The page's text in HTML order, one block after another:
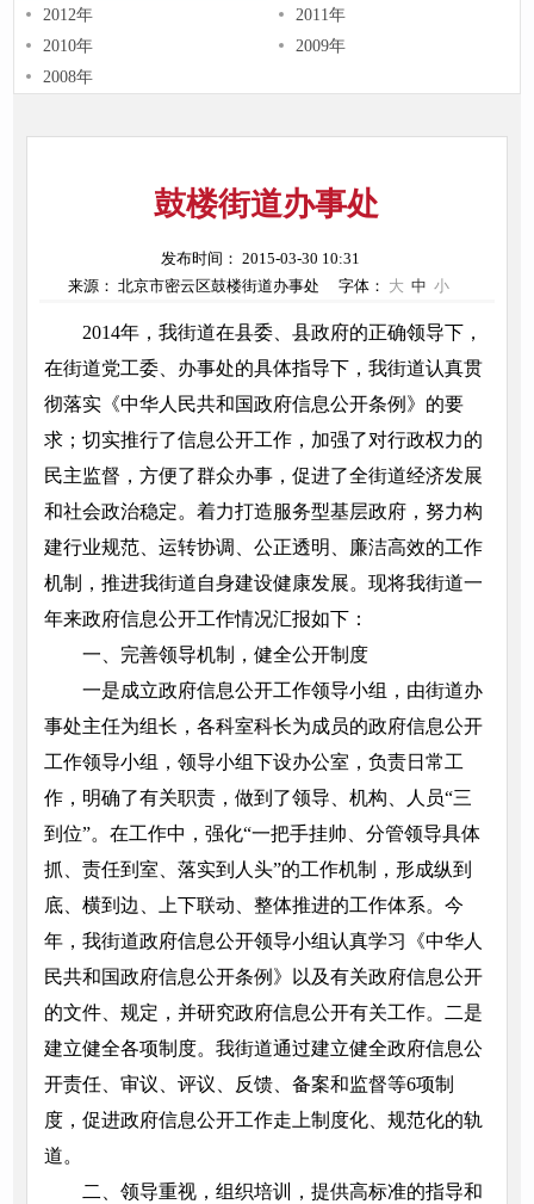
2012年
2011年
2010年
2009年
2008年
鼓楼街道办事处
发布时间： 2015-03-30 10:31
来源： 北京市密云区鼓楼街道办事处
字体： 大 中 小
2014年，我街道在县委、县政府的正确领导下，
在街道党工委、办事处的具体指导下，我街道认真贯
彻落实《中华人民共和国政府信息公开条例》的要
求；切实推行了信息公开工作，加强了对行政权力的
民主监督，方便了群众办事，促进了全街道经济发展
和社会政治稳定。着力打造服务型基层政府，努力构
建行业规范、运转协调、公正透明、廉洁高效的工作
机制，推进我街道自身建设健康发展。现将我街道一
年来政府信息公开工作情况汇报如下：
一、完善领导机制，健全公开制度
一是成立政府信息公开工作领导小组，由街道办
事处主任为组长，各科室科长为成员的政府信息公开
工作领导小组，领导小组下设办公室，负责日常工
作，明确了有关职责，做到了领导、机构、人员“三
到位”。在工作中，强化“一把手挂帅、分管领导具体
抓、责任到室、落实到人头”的工作机制，形成纵到
底、横到边、上下联动、整体推进的工作体系。今
年，我街道政府信息公开领导小组认真学习《中华人
民共和国政府信息公开条例》以及有关政府信息公开
的文件、规定，并研究政府信息公开有关工作。二是
建立健全各项制度。我街道通过建立健全政府信息公
开责任、审议、评议、反馈、备案和监督等6项制
度，促进政府信息公开工作走上制度化、规范化的轨
道。
二、领导重视，组织培训，提供高标准的指导和